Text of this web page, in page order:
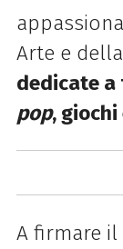
Arte e
dedicate
pop,
A firmare il